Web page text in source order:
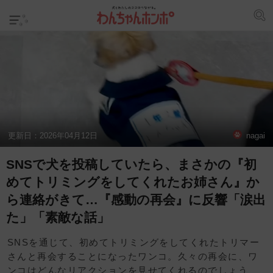
更新日： 2026年04月12日 nagai
SNSで犬を投稿していたら、まさかの『初
めてトリミングをしてくれたお姉さん』か
ら連絡がきて…『感動の再会』に反響「涙出
た」「素敵な話」
SNSを通じて、初めてトリミングをしてくれたトリマー
さんと再会することになったワンコ。久々の再会に、ワ
ンコはどんなリアクションを見せてくれるのでしょう